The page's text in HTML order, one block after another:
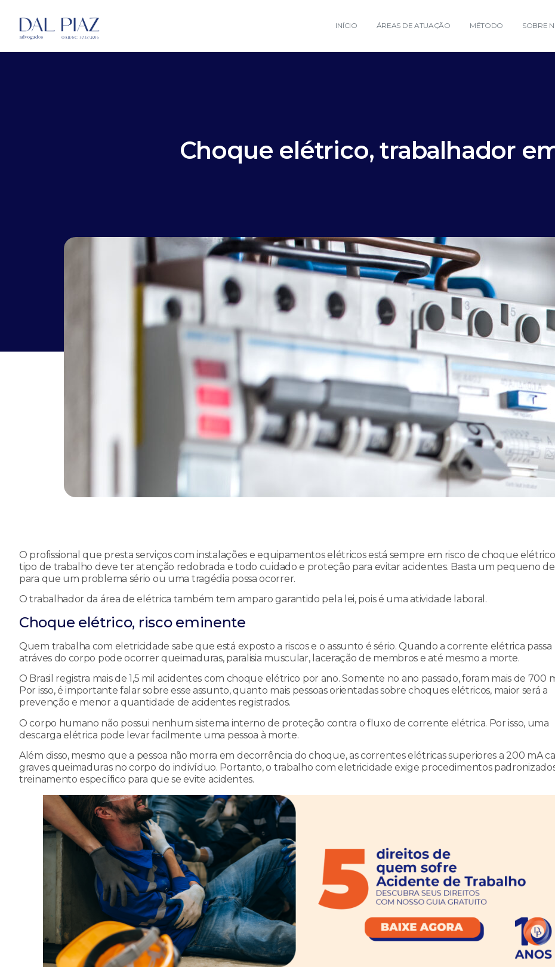
INÍCIO ÁREAS DE ATUAÇÃO MÉTODO SOBRE
Choque elétrico, trabalhador
O profissional que presta serviços com instalações e equipamentos elétricos está sempre em risco de choque
tipo de trabalho deve ter atenção redobrada e todo cuidado e proteção para evitar acidentes. Basta um pequeno
para que um problema sério ou uma tragédia possa ocorrer.
O trabalhador da área de elétrica também tem amparo garantido pela lei, pois é uma atividade laboral.
Choque elétrico, risco eminente
Quem trabalha com eletricidade sabe que está exposto a riscos e o assunto é sério. Quando a corrente elétrica passa
atráves do corpo pode ocorrer queimaduras, paralisia muscular, laceração de membros e até mesmo a morte.
O Brasil registra mais de 1,5 mil acidentes com choque elétrico por ano. Somente no ano passado, foram mais de 700
Por isso, é importante falar sobre esse assunto, quanto mais pessoas orientadas sobre choques elétricos, maior será a
prevenção e menor a quantidade de acidentes registrados.
O corpo humano não possui nenhum sistema interno de proteção contra o fluxo de corrente elétrica. Por isso, uma
descarga elétrica pode levar facilmente uma pessoa à morte.
Além disso, mesmo que a pessoa não morra em decorrência do choque, as correntes elétricas superiores a 200 mA
graves queimaduras no corpo do indivíduo. Portanto, o trabalho com eletricidade exige procedimentos
treinamento específico para que se evite acidentes.